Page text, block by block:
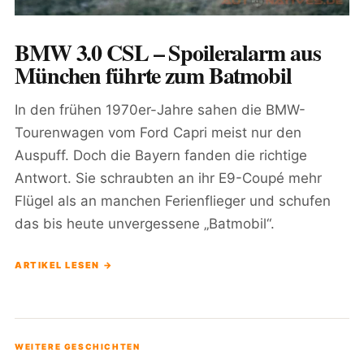
BMW 3.0 CSL – Spoileralarm aus
München führte zum Batmobil
In den frühen 1970er-Jahre sahen die BMW-
Tourenwagen vom Ford Capri meist nur den
Auspuff. Doch die Bayern fanden die richtige
Antwort. Sie schraubten an ihr E9-Coupé mehr
Flügel als an manchen Ferienflieger und schufen
das bis heute unvergessene „Batmobil“.
ARTIKEL LESEN →
WEITERE GESCHICHTEN